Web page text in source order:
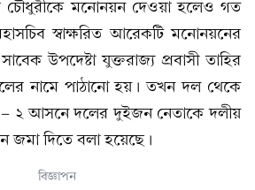
চৌধুরীকে মনোনয়ন দেওয়া হলেও গত
স্বাক্ষরিত আরেকটি মনোনয়নের
উপদেষ্টা যুক্তরাজ্য প্রবাসী তাহির
নামে পাঠানো হয়। তখন দল থেকে
২ আসনে দলের দুইজন নেতাকে দলীয়
জমা দিতে বলা হয়েছে।
বিজ্ঞাপন